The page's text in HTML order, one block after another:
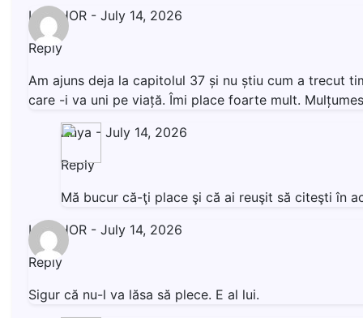
LIVISHOR - July 14, 2026
Reply
Am ajuns deja la capitolul 37 și nu știu cum a trecut
care -i va uni pe viață. Îmi place foarte mult.
Anya - July 14, 2026
Reply
Mă bucur că-ţi place şi că ai reuşit să citeşti în
LIVISHOR - July 14, 2026
Reply
Sigur că nu-l va lăsa să plece. E al lui.